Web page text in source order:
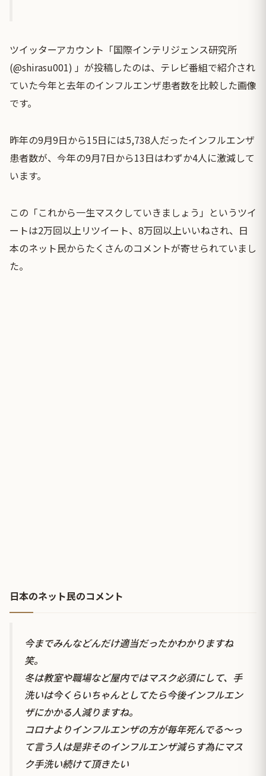
ツイッターアカウント「国際インテリジェンス研究所
(@shirasu001) 」が投稿したのは、テレビ番組で紹介され
ていた今年と去年のインフルエンザ患者数を比較した画像
です。
昨年の9月9日から15日には5,738人だったインフルエンザ
患者数が、今年の9月7日から13日はわずか4人に激減して
います。
この「これから一生マスクしていきましょう」というツイ
ートは2万回以上リツイート、8万回以上いいねされ、日
本のネット民からたくさんのコメントが寄せられていまし
た。
日本のネット民のコメント
今までみんなどんだけ適当だったかわかりますね
笑。
冬は教室や職場など屋内ではマスク必須にして、手
洗いは今くらいちゃんとしてたら今後インフルエン
ザにかかる人減りますね。
コロナよりインフルエンザの方が毎年死んでる〜っ
て言う人は是非そのインフルエンザ減らす為にマス
ク手洗い続けて頂きたい